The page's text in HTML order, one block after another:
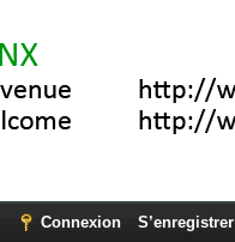
Connexion S’enregistrer